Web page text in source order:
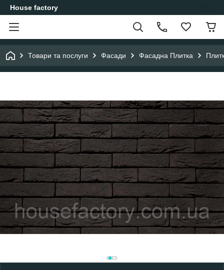
House factory
Товари та послуги Фасади Фасадна Плитка